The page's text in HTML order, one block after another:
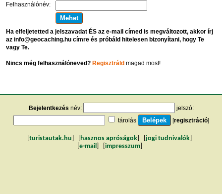
Felhasználónév:
Ha elfeljetetted a jelszavadat ÉS az e-mail címed is megváltozott, akkor írj
az info@geocaching.hu címre és próbáld hitelesen bizonyítani, hogy Te
vagy Te.
Nincs még felhasználóneved? Regisztráldmagad most!
Bejelentkezés név:
jelszó:
tárolás
[regisztráció]
turistautak.hu hasznos apróságok jogi tudnivalók
e-mail impresszum]